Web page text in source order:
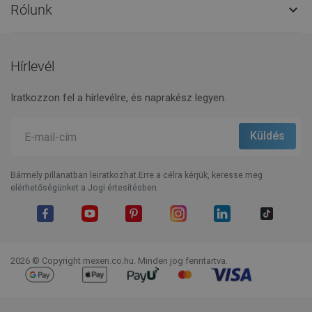
Rólunk 
Hírlevél
Iratkozzon fel a hírlevélre, és naprakész legyen.
Bármely pillanatban leiratkozhat.Erre a célra kérjük, keresse meg
elérhetőségünket a Jogi értesítésben.
2026 © Copyright mexen.co.hu. Minden jog fenntartva.